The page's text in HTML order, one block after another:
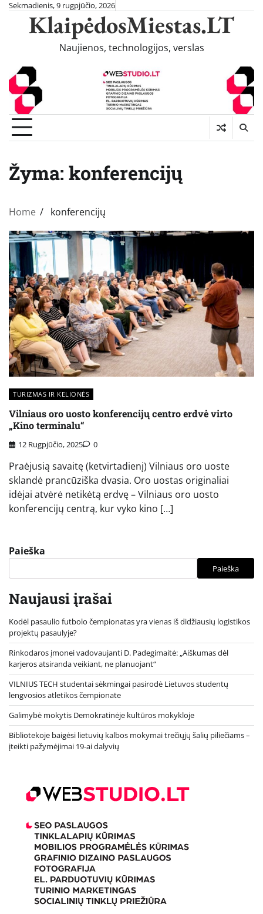
Skip
content
Sekmadienis, 9 rugpjūčio, 2026
KlaipėdosMiestas.LT
Naujienos, technologijos, verslas
Žyma: konferencijų
Home konferencijų
TURIZMAS IR KELIONĖS
Vilniaus oro uosto konferencijų centro erdvė virto
„Kino terminalu“
12 Rugpjūčio, 2025 0
Praėjusią savaitę (ketvirtadienį) Vilniaus oro uoste
sklandė prancūziška dvasia. Oro uostas originaliai
idėjai atvėrė netikėtą erdvę – Vilniaus oro uosto
konferencijų centrą, kur vyko kino […]
Paieška
Paieška
Naujausi įrašai
Kodėl pasaulio futbolo čempionatas yra vienas iš didžiausių logistikos
projektų pasaulyje?
Rinkodaros įmonei vadovaujanti D. Padegimaitė: „Aiškumas dėl
karjeros atsiranda veikiant, ne planuojant“
VILNIUS TECH studentai sėkmingai pasirodė Lietuvos studentų
lengvosios atletikos čempionate
Galimybė mokytis Demokratinėje kultūros mokykloje
Bibliotekoje baigėsi lietuvių kalbos mokymai trečiųjų šalių piliečiams –
įteikti pažymėjimai 19-ai dalyvių